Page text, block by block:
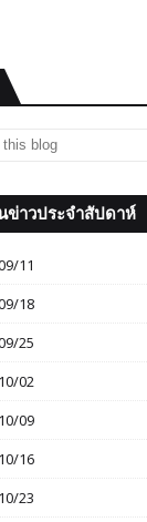
ข่าวประจำสัปดาห์
11
18
25
02
09
16
23